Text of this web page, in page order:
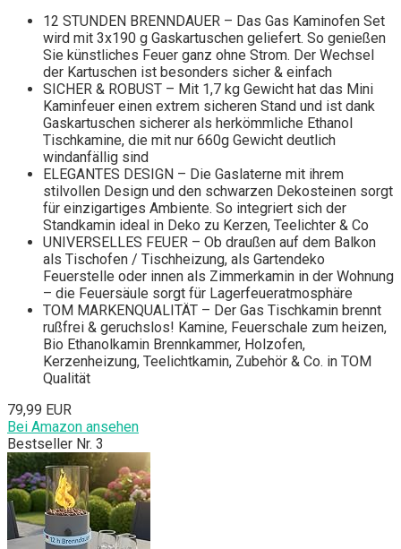
12 STUNDEN BRENNDAUER – Das Gas Kaminofen Set
wird mit 3x190 g Gaskartuschen geliefert. So genießen
Sie künstliches Feuer ganz ohne Strom. Der Wechsel
der Kartuschen ist besonders sicher & einfach
SICHER & ROBUST – Mit 1,7 kg Gewicht hat das Mini
Kaminfeuer einen extrem sicheren Stand und ist dank
Gaskartuschen sicherer als herkömmliche Ethanol
Tischkamine, die mit nur 660g Gewicht deutlich
windanfällig sind
ELEGANTES DESIGN – Die Gaslaterne mit ihrem
stilvollen Design und den schwarzen Dekosteinen sorgt
für einzigartiges Ambiente. So integriert sich der
Standkamin ideal in Deko zu Kerzen, Teelichter & Co
UNIVERSELLES FEUER – Ob draußen auf dem Balkon
als Tischofen / Tischheizung, als Gartendeko
Feuerstelle oder innen als Zimmerkamin in der Wohnung
– die Feuersäule sorgt für Lagerfeueratmosphäre
TOM MARKENQUALITÄT – Der Gas Tischkamin brennt
rußfrei & geruchslos! Kamine, Feuerschale zum heizen,
Bio Ethanolkamin Brennkammer, Holzofen,
Kerzenheizung, Teelichtkamin, Zubehör & Co. in TOM
Qualität
79,99 EUR
Bei Amazon ansehen
Bestseller Nr. 3